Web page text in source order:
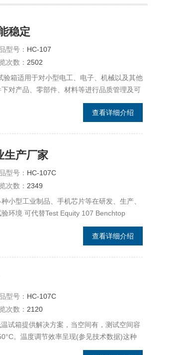
稳定
型号： HC-107
次数： 2502
箱适用于对小型电工、电子、机械以及其他
对产品、零部件、材料等进行品质管理及可
查看详细介绍
生产厂家
型号： HC-107C
次数： 2349
小型工业制品、手机芯片等在研发、生产、
环境 可代替Test Equity 107 Benchtop
查看详细介绍
型号： HC-107C
次数： 2120
试箱提供解决方案，当空间有，测试空间容
。温度调节效率呈现(参见技术数据)这种